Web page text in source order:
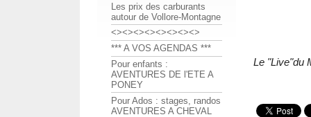
Le "Live"du
Les prix des carburants
autour de Vollore-Montagne
<><><><><><><><>
*** A VOS AGENDAS ***
Pour enfants :
AVENTURES DE l'ETE A
PONEY
Pour Ados : stages, randos
AVENTURES A CHEVAL